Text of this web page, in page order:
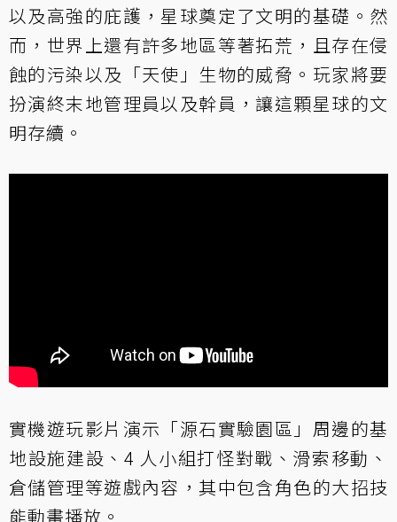
以及高強的庇護，星球奠定了文明的基礎。然
而，世界上還有許多地區等著拓荒，且存在侵
蝕的污染以及「天使」生物的威脅。玩家將要
扮演終末地管理員以及幹員，讓這顆星球的文
明存續。
實機遊玩影片演示「源石實驗園區」周邊的基
地設施建設、4 人小組打怪對戰、滑索移動、
倉儲管理等遊戲內容，其中包含角色的大招技
能動畫播放。